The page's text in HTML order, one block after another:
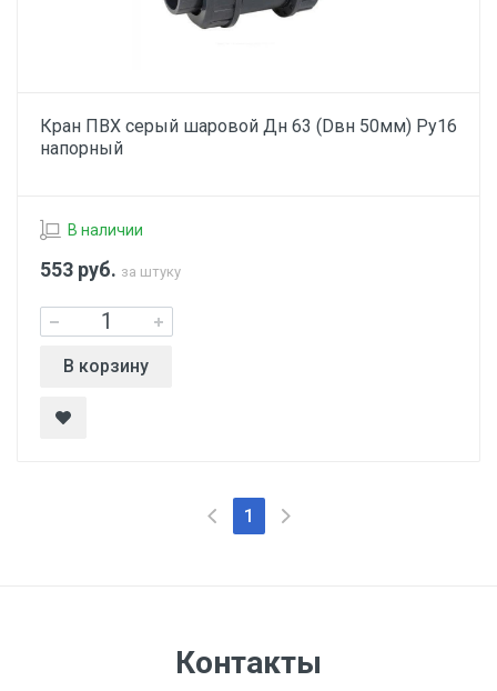
Кран ПВХ серый шаровой Дн 63 (Dвн 50мм) Ру16
напорный
В наличии
553 руб. за штуку
В корзину
1
Контакты